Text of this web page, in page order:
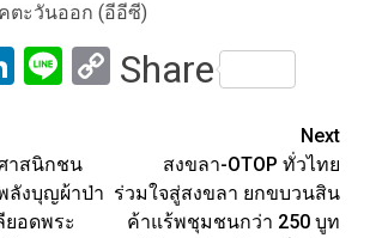
ะวันออก (อีอีซี)
LinkedIn
LineCopy
Share
าสนิกชน
ลังบุญผ้าป่า
ยอดพระ
Next
สงขลา-OTOP ทั่วไทย
ร่วมใจสู่สงขลา ยกขบวนสิน
ค้าแร้พชุมชนกว่า 250 บูท